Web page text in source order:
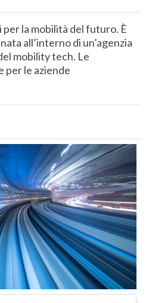
la mobilità del futuro. È
all’interno di un’agenzia
mobility tech. Le
per le aziende